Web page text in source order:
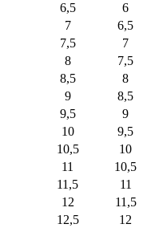
6,5
6
7
6,5
7,5
7
8
7,5
8,5
8
9
8,5
9,5
9
10
9,5
10,5
10
11
10,5
11,5
11
12
11,5
12,5
12